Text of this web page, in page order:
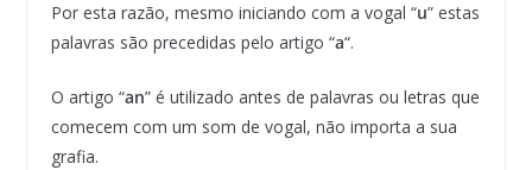
Por esta razão, mesmo iniciando com a vogal “u” estas
palavras são precedidas pelo artigo “a“.
O artigo “an” é utilizado antes de palavras ou letras que
comecem com um som de vogal, não importa a sua
grafia.